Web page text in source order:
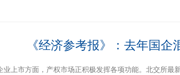
《经济参考报》：去年国企
业上市方面，产权市场正积极发挥各项功能。北交所最